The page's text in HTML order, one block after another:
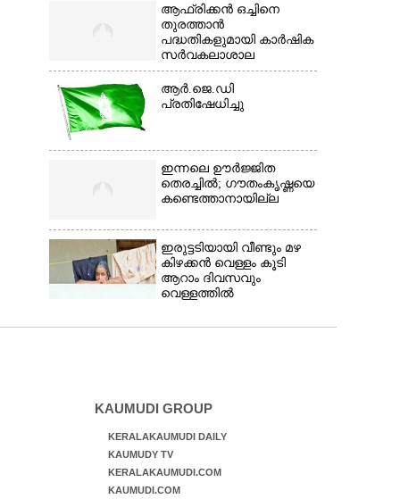
ആഫ്രിക്കൻ ഒച്ചിനെ
തുരത്താൻ
പദ്ധതികളുമായി കാർഷിക
സർവകലാശാല
ആർ.ജെ.ഡി
പ്രതിഷേധിച്ചു
ഇന്നലെ ഊർജ്ജിത
തെരച്ചിൽ; ഗൗതംകൃഷ്ണയെ
കണ്ടെത്താനായില്ല
ഇരുട്ടടിയായി വീണ്ടും മഴ
കിഴക്കൻ വെള്ളം കൂടി
ആറാം ദിവസവും
വെള്ളത്തിൽ
KAUMUDI GROUP
KERALAKAUMUDI DAILY
KAUMUDY TV
KERALAKAUMUDI.COM
KAUMUDI.COM